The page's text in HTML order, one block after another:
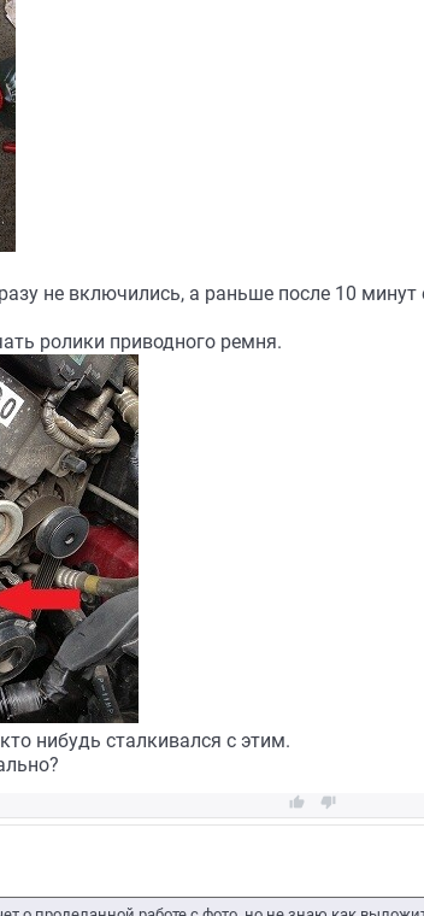
не включились, а раньше после 10
ролики приводного ремня.
нибудь сталкивался с этим.
 